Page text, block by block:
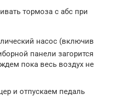
тормоза с абс при
насос (включив
панели загорится
пока весь воздух не
и отпускаем педаль